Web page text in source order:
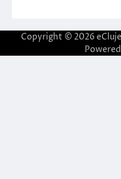
Copyright © 2026